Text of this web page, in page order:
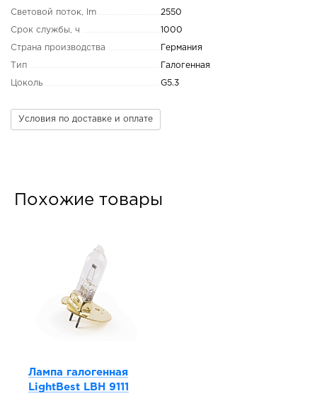
Световой поток, lm 2550
Срок службы, ч 1000
Страна производства Германия
Тип Галогенная
Цоколь G5.3
Условия по доставке и оплате
Похожие товары
Лампа галогенная
LightBest LBH 9111